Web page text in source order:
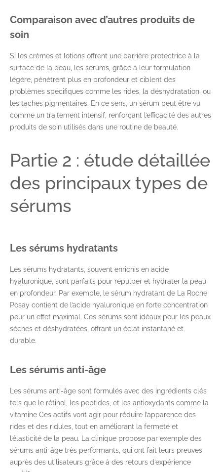
Comparaison avec d’autres produits de
soin
Si les crèmes et lotions offrent une barrière protectrice à la
surface de la peau, les sérums, grâce à leur formulation
légère, pénètrent plus en profondeur et ciblent des
problèmes spécifiques comme les rides, la déshydratation, ou
les taches pigmentaires. En ce sens, un sérum peut être vu
comme un traitement intensif, renforçant l’efficacité des autres
produits de soin utilisés dans une routine de beauté.
Partie 2 : étude détaillée
des principaux types de
sérums
Les sérums hydratants
Les sérums hydratants, souvent enrichis en acide
hyaluronique, sont parfaits pour repulper et hydrater la peau
en profondeur. Par exemple, le sérum hydratant de La Roche
Posay contient de l’acide hyaluronique en forte concentration
pour un effet maximal. Ces sérums sont idéaux pour les peaux
sèches et déshydratées, offrant un éclat instantané et
durable.
Les sérums anti-âge
Les sérums anti-âge sont formulés avec des ingrédients clés
tels que le rétinol, les peptides, et les antioxydants comme la
vitamine Ces actifs vont agir pour réduire l’apparence des
rides et des ridules, tout en améliorant la fermeté et
l’élasticité de la peau. La clinique propose par exemple des
sérums anti-âge très performants, qui ont fait leurs preuves
auprès des utilisateurs grâce à des retours d’expérience